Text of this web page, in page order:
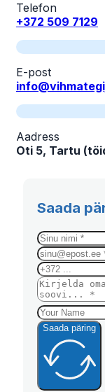
Telefon
+372 509 7129
E-post
Aadress
Oti 5, Tartu
Saada
Saada päring